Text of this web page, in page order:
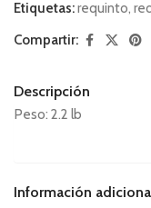
Etiquetas:requinto,
Compartir:
Descripción
Peso: 2.2 lb
Información